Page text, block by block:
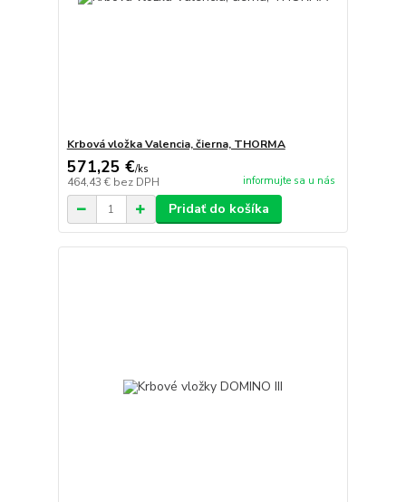
Krbová vložka Valencia, čierna, THORMA
571,25 €/ks
464,43 € bez DPH informujte sa u nás
Pridať do košíka